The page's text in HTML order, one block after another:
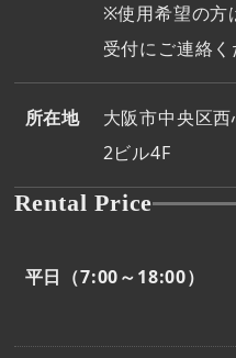
※使用希望の方
受付にご連絡く
所在地
大阪市中央区
2ビル4F
Rental Price
平日（7:00～18:00）